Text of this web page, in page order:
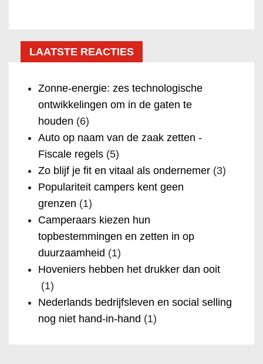
LAATSTE REACTIES
Zonne-energie: zes technologische
ontwikkelingen om in de gaten te
houden (6)
Auto op naam van de zaak zetten -
Fiscale regels (5)
Zo blijf je fit en vitaal als ondernemer (3)
Populariteit campers kent geen
grenzen (1)
Camperaars kiezen hun
topbestemmingen en zetten in op
duurzaamheid (1)
Hoveniers hebben het drukker dan ooit
(1)
Nederlands bedrijfsleven en social selling
nog niet hand-in-hand (1)